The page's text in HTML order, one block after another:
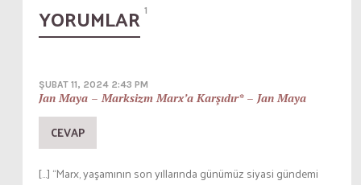
YORUMLAR 1
ŞUBAT 11, 2024 2:43 PM
Jan Maya – Marksizm Marx’a Karşıdır* – Jan Maya
CEVAP
[…] “Marx, yaşamının son yıllarında günümüz siyasi gündemi